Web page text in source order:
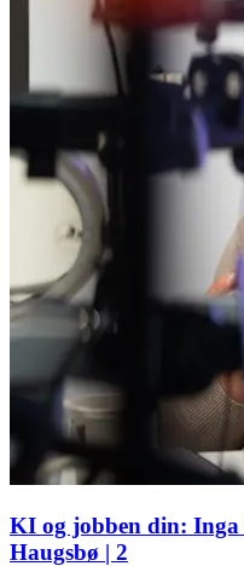
KI og jobben din: Inga
Haugsbø | 2